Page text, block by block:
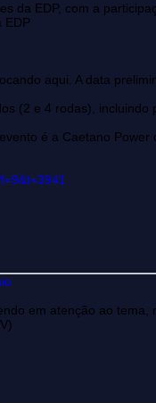
da EDP, com a
EDP
aqui. A data
(2 e 4 rodas), incluindo
é a Caetano
em atenção ao